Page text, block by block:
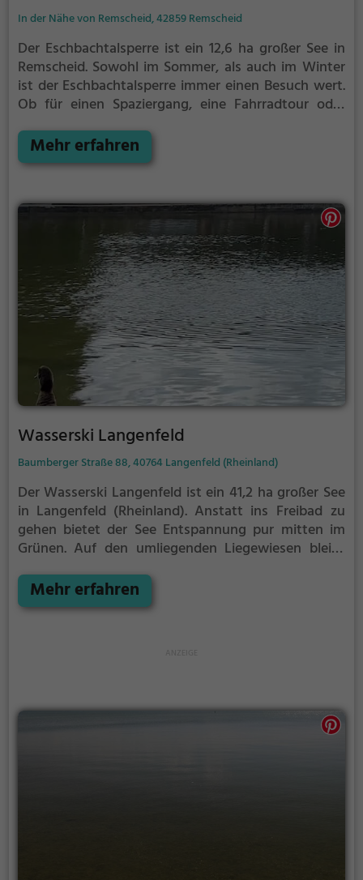
In der Nähe von Remscheid, 42859 Remscheid
Der Eschbachtalsperre ist ein 12,6 ha großer See in
Remscheid. Sowohl im Sommer, als auch im Winter
ist der Eschbachtalsperre immer einen Besuch wert.
Ob für einen Spaziergang, eine Fahrradtour oder
Eschbachtalsperre bietet zahlreiche Möglichkeiten
für Freizeitaktivitäten.
Mehr erfahren
Wasserski Langenfeld
Baumberger Straße 88, 40764 Langenfeld (Rheinland)
Der Wasserski Langenfeld ist ein 41,2 ha großer See
in Langenfeld (Rheinland). Anstatt ins Freibad zu
gehen bietet der See Entspannung pur mitten im
Grünen. Auf den umliegenden Liegewiesen bleibt
Picknicken. Von Mai bis September ist der Wasserski
Langenfeld ein beliebtes Ausflugsziel. Egal ob für
Mehr erfahren